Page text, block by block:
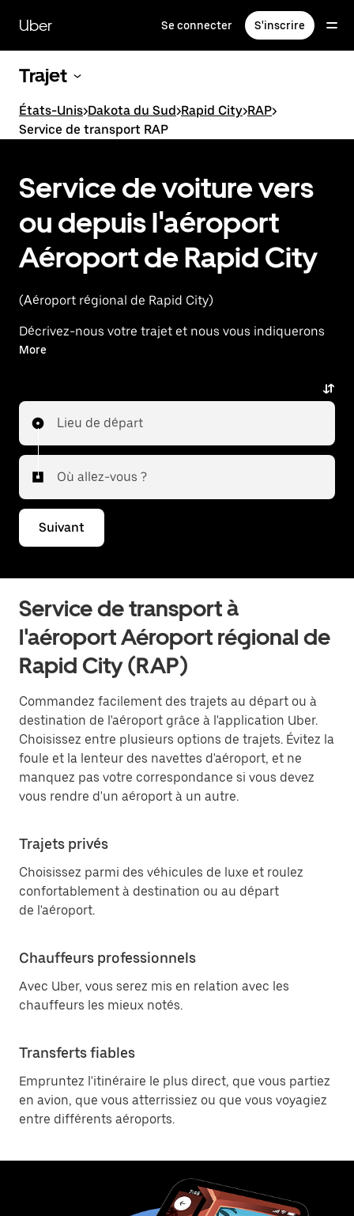
contenu
principal
Uber Se connecter S'inscrire
Trajet
États-Unis>Dakota du Sud>Rapid City>RAP>
Service de transport RAP
Service de voiture vers
ou depuis l'aéroport
Aéroport de Rapid City
(Aéroport régional de Rapid City)
Décrivez-nous votre trajet et nous vous indiquerons
les meilleures options pour vous rendre à l'aéroport
More
Lieu de départ
Où allez-vous ?
Suivant
Service de transport à
l'aéroport Aéroport régional de
Rapid City (RAP)
Commandez facilement des trajets au départ ou à
destination de l'aéroport grâce à l'application Uber.
Choisissez entre plusieurs options de trajets. Évitez la
foule et la lenteur des navettes d'aéroport, et ne
manquez pas votre correspondance si vous devez
vous rendre d'un aéroport à un autre.
Trajets privés
Choisissez parmi des véhicules de luxe et roulez
confortablement à destination ou au départ
de l'aéroport.
Chauffeurs professionnels
Avec Uber, vous serez mis en relation avec les
chauffeurs les mieux notés.
Transferts fiables
Empruntez l'itinéraire le plus direct, que vous partiez
en avion, que vous atterrissiez ou que vous voyagiez
entre différents aéroports.